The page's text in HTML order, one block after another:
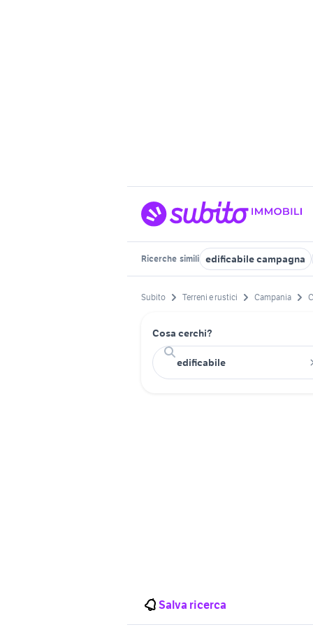
Ricerche simili edificabile campagna
Subito Terreni e rustici Campania
Cosa cerchi?
Salva ricerca